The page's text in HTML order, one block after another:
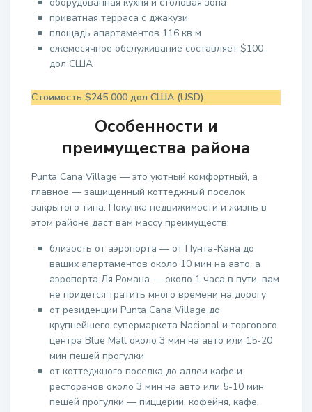
приватная терраса с джакузи
площадь апартаментов 116 кв м
ежемесячное обслуживание составляет $100
дол США
Стоимость $245 000 дол США (USD).
Особенности и
преимущества района
Punta Cana Village — это уютный комфортный, а
главное — защищенный коттеджный поселок
закрытого типа. Покупка недвижимости и жизнь в
этом районе даст вам массу преимуществ:
близость от аэропорта — от Пунта-Кана до
ваших апартаментов около 10 мин на авто, а
аэропорта Ля Романа — около 1 часа в пути, вам
не придется тратить много времени на дорогу
от резиденции Punta Cana Village до
крупнейшего супермаркета Nacional и торгового
центра Blue Mall около 3 мин на авто или 15-20
мин пешей прогулки
от коттеджного поселка до аллеи кафе и
ресторанов около 3 мин на авто или 5-10 мин
пешей прогулки — пиццерии, кофейня, кафе,